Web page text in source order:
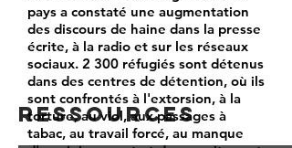
Ressources
pays a constaté une augmentation
des discours de haine dans la presse
écrite, à la radio et sur les réseaux
sociaux. 2 300 réfugiés sont détenus
dans des centres de détention, où ils
sont confrontés à l'extorsion, à la
torture, au viol, aux passages à
tabac, au travail forcé, au manque